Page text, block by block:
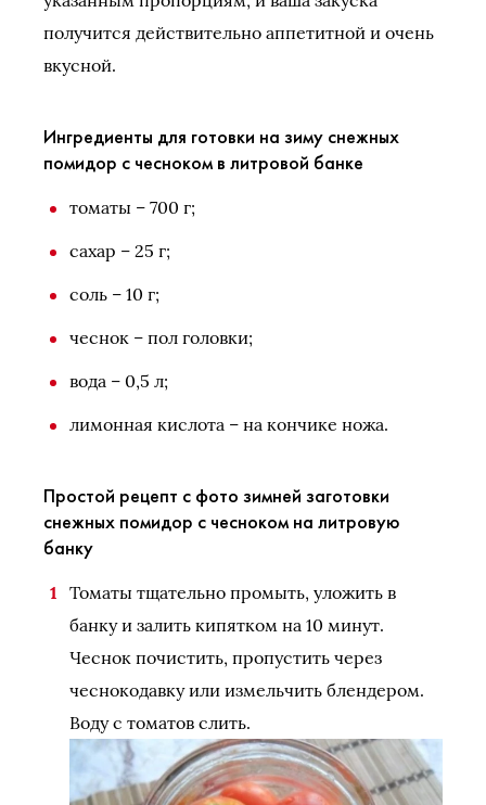
получится действительно аппетитной и очень
вкусной.
Ингредиенты для готовки на зиму снежных
помидор с чесноком в литровой банке
томаты – 700 г;
сахар – 25 г;
соль – 10 г;
чеснок – пол головки;
вода – 0,5 л;
лимонная кислота – на кончике ножа.
Простой рецепт с фото зимней заготовки
снежных помидор с чесноком на литровую
банку
Томаты тщательно промыть, уложить в
банку и залить кипятком на 10 минут.
Чеснок почистить, пропустить через
чеснокодавку или измельчить блендером.
Воду с томатов слить.